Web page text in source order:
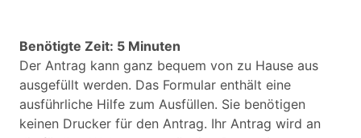
Benötigte Zeit: 5 Minuten
Der Antrag kann ganz bequem von zu Hause aus
ausgefüllt werden. Das Formular enthält eine
ausführliche Hilfe zum Ausfüllen. Sie benötigen
keinen Drucker für den Antrag. Ihr Antrag wird an